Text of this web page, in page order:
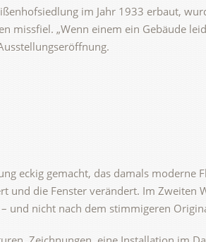
im Jahr 1933 erbaut,
missfiel. „Wenn einem ein Gebäude
eckig gemacht, das damals moderne
und die Fenster verändert. Im Zweiten
– und nicht nach dem stimmigeren